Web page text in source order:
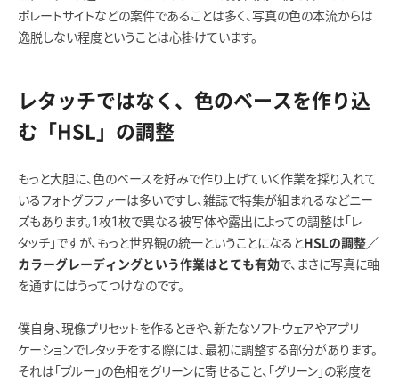
ポレートサイトなどの案件であることは多く、写真の色の本流からは
逸脱しない程度ということは心掛けています。
レタッチではなく、色のベースを作り込
む「HSL」の調整
もっと大胆に、色のベースを好みで作り上げていく作業を採り入れて
いるフォトグラファーは多いですし、雑誌で特集が組まれるなどニー
ズもあります。1枚1枚で異なる被写体や露出によっての調整は「レ
タッチ」ですが、もっと世界観の統一ということになると HSLの調整／
カラーグレーディングという作業はとても有効で、まさに写真に軸
を通すにはうってつけなのです。
僕自身、現像プリセットを作るときや、新たなソフトウェアやアプリ
ケーションでレタッチをする際には、最初に調整する部分があります。
それは「ブルー」の色相をグリーンに寄せること、「グリーン」の彩度を